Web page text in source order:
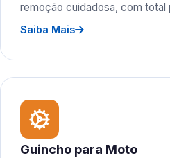
remoção cuidadosa, com total
Saiba Mais
Guincho para Moto